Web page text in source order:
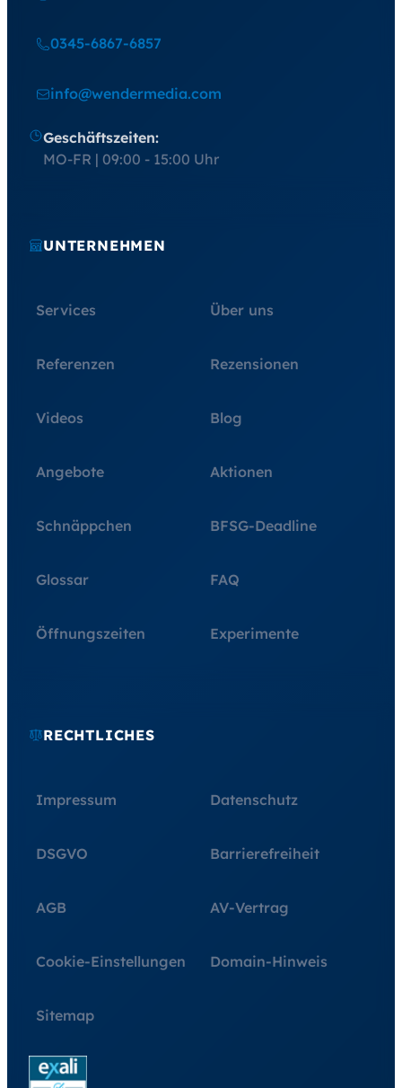
0345-6867-6857
info@wendermedia.com
Geschäftszeiten:
MO-FR | 09:00 - 15:00 Uhr
UNTERNEHMEN
Services Über uns
Referenzen Rezensionen
Videos Blog
Angebote Aktionen
Schnäppchen BFSG-Deadline
Glossar FAQ
Öffnungszeiten Experimente
RECHTLICHES
Impressum Datenschutz
DSGVO Barrierefreiheit
AGB AV-Vertrag
Cookie-Einstellungen Domain-Hinweis
Sitemap